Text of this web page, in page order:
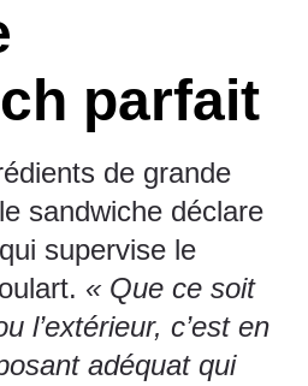
parfait
de grande
sandwiche déclare
supervise le
« Que ce soit
l’extérieur, c’est en
adéquat qui